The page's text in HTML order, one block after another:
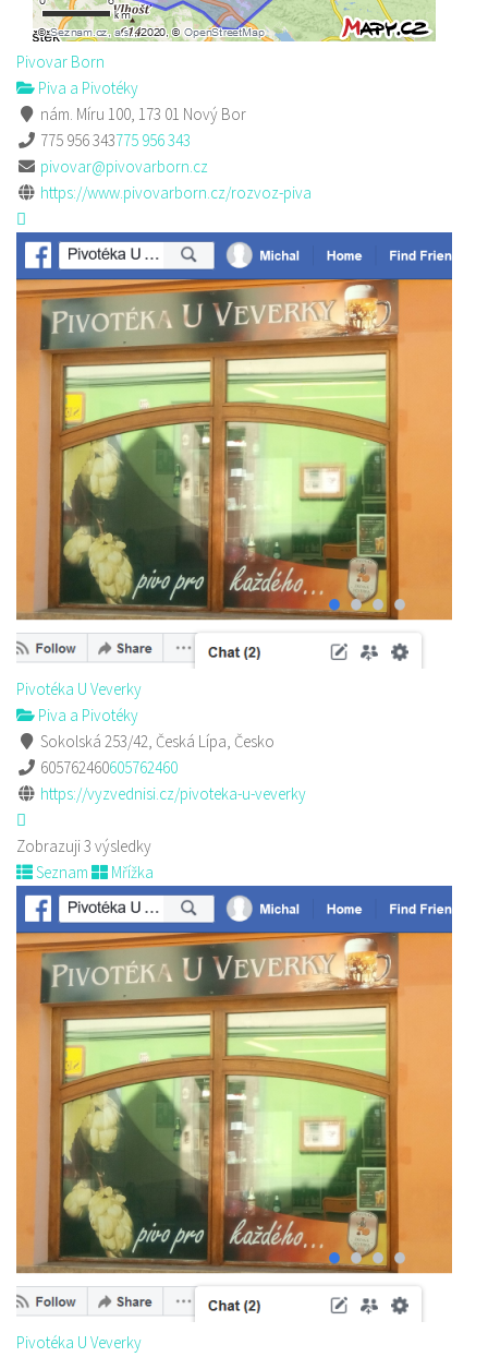
Pivovar Born
Piva a Pivotéky
nám. Míru 100, 173 01 Nový Bor
775 956 343775 956 343
pivovar@pivovarborn.cz
https://www.pivovarborn.cz/rozvoz-piva
Pivotéka U Veverky
Piva a Pivotéky
Sokolská 253/42, Česká Lípa, Česko
605762460605762460
https://vyzvednisi.cz/pivoteka-u-veverky
Zobrazuji 3 výsledky
Seznam
Mřížka
Pivotéka U Veverky